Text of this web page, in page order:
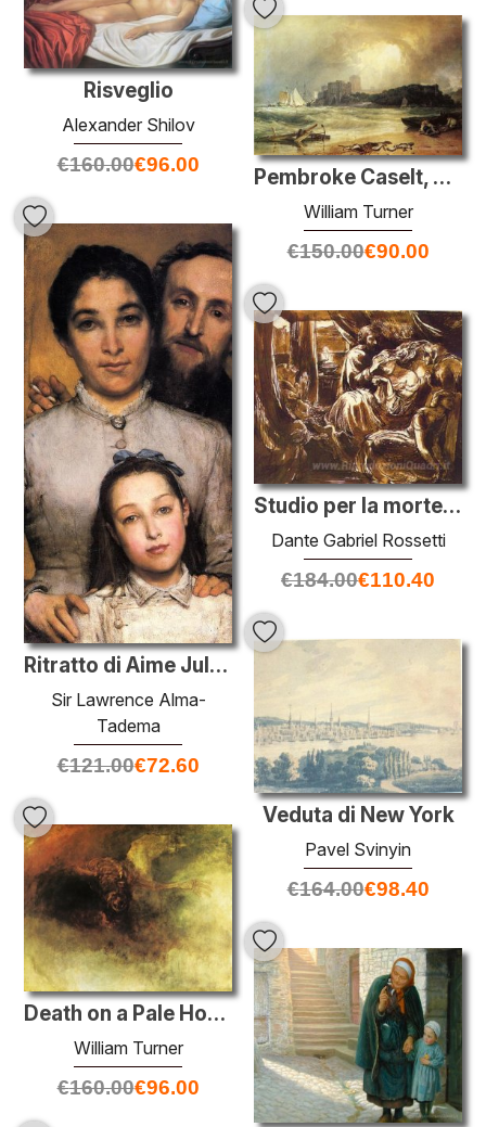
Risveglio
Alexander Shilov
€160.00€96.00 Pembroke Caselt, Galles del Sud, Thunder Approaching Storm
William Turner
€150.00€90.00
Ritratto di Aime Jules Dalou, moglie e figlia
Sir Lawrence Alma-
Tadema
€121.00€72.60
Studio per la morte di Lady Macbeth
Dante Gabriel Rossetti
€184.00€110.40
Veduta di New York
Pavel Svinyin
€164.00€98.40
Death on a Pale Horse
William Turner
€160.00€96.00